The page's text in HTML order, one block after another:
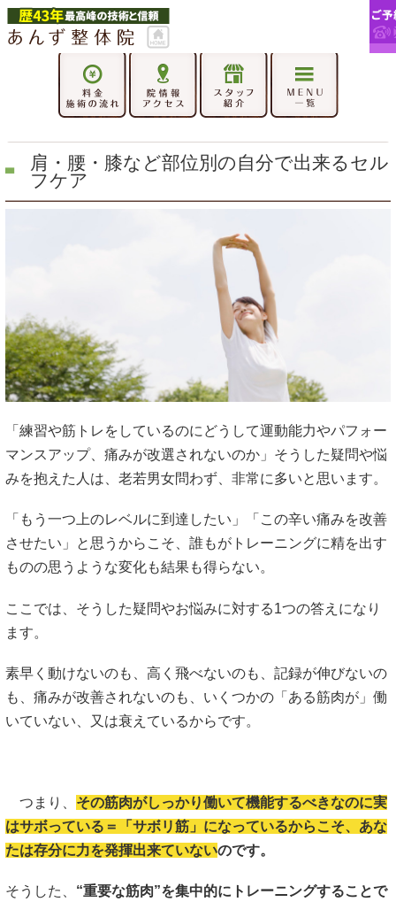
肩・腰・膝など部位別の自分で出来るセル
フケア
「練習や筋トレをしているのにどうして運動能力やパフォー
マンスアップ、痛みが改選されないのか」そうした疑問や悩
みを抱えた人は、老若男女問わず、非常に多いと思います。
「もう一つ上のレベルに到達したい」「この辛い痛みを改善
させたい」と思うからこそ、誰もがトレーニングに精を出す
ものの思うような変化も結果も得らない。
ここでは、そうした疑問やお悩みに対する1つの答えになり
ます。
素早く動けないのも、高く飛べないのも、記録が伸びないの
も、痛みが改善されないのも、いくつかの「ある筋肉が」働
いていない、又は衰えているからです。
つまり、 その筋肉がしっかり働いて機能するべきなのに実
はサボっている＝「サボリ筋」になっているから こそ、あな
たは存分に力を発揮出来ていないのです。
そうした、 “重要な筋肉”を集中的にトレーニングすることで